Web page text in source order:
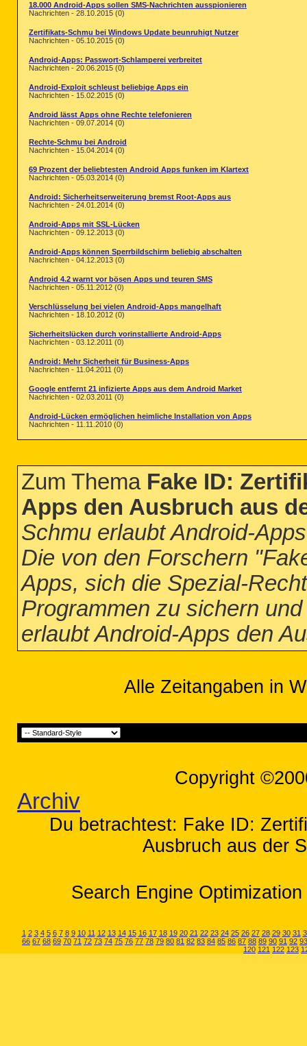
18.000 Android-Apps sollen SMS-Nachrichten ausspionieren
Nachrichten - 28.10.2015 (0)
Zertifikats-Schmu bei Windows Update beunruhigt Nutzer
Nachrichten - 05.10.2015 (0)
Android-Apps: Passwort-Schlamperei verbreitet
Nachrichten - 20.06.2015 (0)
Android-Exploit schleust beliebige Apps ein
Nachrichten - 15.02.2015 (0)
Android lässt Apps ohne Rechte telefonieren
Nachrichten - 09.07.2014 (0)
Rechte-Schmu bei Android
Nachrichten - 15.04.2014 (0)
69 Prozent der beliebtesten Android Apps funken im Klartext
Nachrichten - 05.03.2014 (0)
Android: Sicherheitserweiterung bremst Root-Apps aus
Nachrichten - 24.01.2014 (0)
Android-Apps mit SSL-Lücken
Nachrichten - 09.12.2013 (0)
Android-Apps können Sperrbildschirm beliebig abschalten
Nachrichten - 04.12.2013 (0)
Android 4.2 warnt vor bösen Apps und teuren SMS
Nachrichten - 05.11.2012 (0)
Verschlüsselung bei vielen Android-Apps mangelhaft
Nachrichten - 18.10.2012 (0)
Sicherheitslücken durch vorinstallierte Android-Apps
Nachrichten - 03.12.2011 (0)
Android: Mehr Sicherheit für Business-Apps
Nachrichten - 11.04.2011 (0)
Google entfernt 21 infizierte Apps aus dem Android Market
Nachrichten - 02.03.2011 (0)
Android-Lücken ermöglichen heimliche Installation von Apps
Nachrichten - 11.11.2010 (0)
Zum Thema Fake ID:
Apps den Ausbruch aus
Schmu erlaubt Android-
Die von den Forschern
Apps, sich die Spezial-
Programmen zu sichern
erlaubt Android-Apps den
Alle Zeitangaben in
Copyright
Archiv
Du betrachtest: Fake ID:
Ausbruch aus der
Search Engine
1 2 3 4 5 6 7 8 9 10 11 12 13 14 15 16 17 18 19 20 21 22 23 24 25 26 27 28 29 30 31
66 67 68 69 70 71 72 73 74 75 76 77 78 79 80 81 82 83 84 85 86 87 88 89 90 91 92 93
120 121 122 123